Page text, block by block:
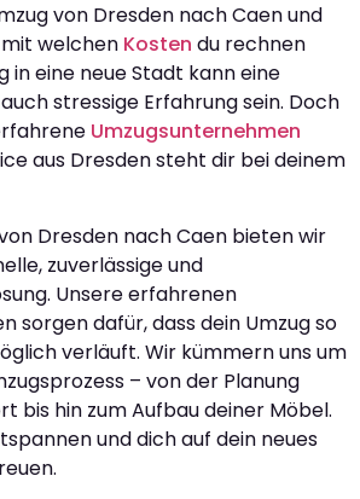
von Dresden nach Caen und
welchen Kosten du rechnen
in eine neue Stadt kann eine
stressige Erfahrung sein. Doch
Umzugsunternehmen
aus Dresden steht dir bei deinem
Dresden nach Caen bieten wir
zuverlässige und
Unsere erfahrenen
sorgen dafür, dass dein Umzug so
verläuft. Wir kümmern uns um
– von der Planung
bis hin zum Aufbau deiner Möbel.
und dich auf dein neues